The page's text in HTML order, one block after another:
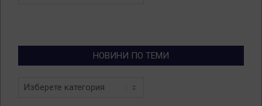
НОВИНИ ПО ТЕМИ
Новини